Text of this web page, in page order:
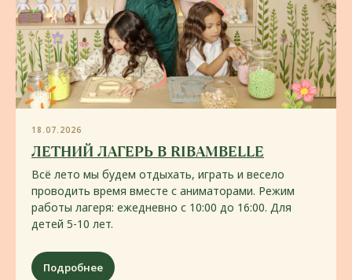
18.07.2026
ЛЕТНИЙ ЛАГЕРЬ В RIBAMBELLE
Всё лето мы будем отдыхать, играть и весело
проводить время вместе с аниматорами. Режим
работы лагеря: ежедневно с 10:00 до 16:00. Для
детей 5-10 лет.
Подробнее
Основное меню
Смотреть